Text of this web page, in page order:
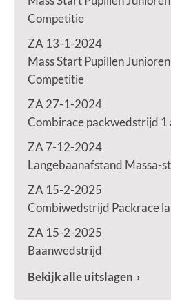
Competitie
ZA 13-1-2024
Mass Start Pupillen
Competitie
ZA 27-1-2024
Combirace packwedstrijd 1
ZA 7-12-2024
Langebaanafstand Massa-
ZA 15-2-2025
Combiwedstrijd Packrace
ZA 15-2-2025
Baanwedstrijd
Bekijk alle uitslagen